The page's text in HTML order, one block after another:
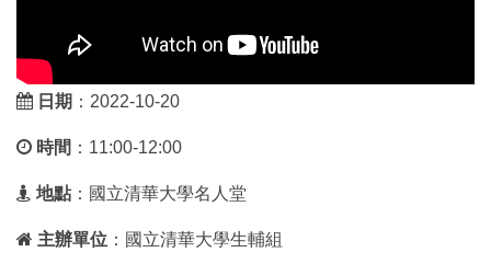
日期 ：2022-10-20
時間 ：11:00-12:00
地點 ：國立清華大學名人堂
主辦單位 ：國立清華大學生輔組